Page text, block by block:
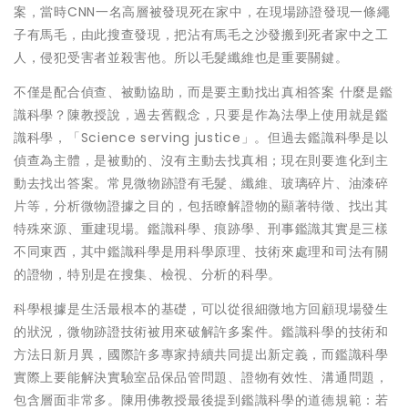
案，當時CNN一名高層被發現死在家中，在現場跡證發現一條繩
子有馬毛，由此搜查發現，把沾有馬毛之沙發搬到死者家中之工
人，侵犯受害者並殺害他。所以毛髮纖維也是重要關鍵。
不僅是配合偵查、被動協助，而是要主動找出真相答案 什麼是鑑
識科學？陳教授說，過去舊觀念，只要是作為法學上使用就是鑑
識科學，「Science serving justice」。但過去鑑識科學是以
偵查為主體，是被動的、沒有主動去找真相；現在則要進化到主
動去找出答案。常見微物跡證有毛髮、纖維、玻璃碎片、油漆碎
片等，分析微物證據之目的，包括瞭解證物的顯著特徵、找出其
特殊來源、重建現場。鑑識科學、痕跡學、刑事鑑識其實是三樣
不同東西，其中鑑識科學是用科學原理、技術來處理和司法有關
的證物，特別是在搜集、檢視、分析的科學。
科學根據是生活最根本的基礎，可以從很細微地方回顧現場發生
的狀況，微物跡證技術被用來破解許多案件。鑑識科學的技術和
方法日新月異，國際許多專家持續共同提出新定義，而鑑識科學
實際上要能解決實驗室品保品管問題、證物有效性、溝通問題，
包含層面非常多。陳用佛教授最後提到鑑識科學的道德規範：若